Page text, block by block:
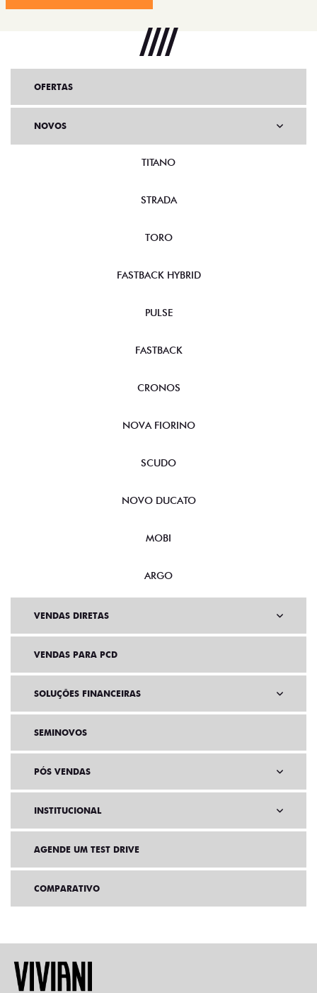
OFERTAS
NOVOS
TITANO
STRADA
TORO
FASTBACK HYBRID
PULSE
FASTBACK
CRONOS
NOVA FIORINO
SCUDO
NOVO DUCATO
MOBI
ARGO
VENDAS DIRETAS
VENDAS PARA PCD
SOLUÇÕES FINANCEIRAS
SEMINOVOS
PÓS VENDAS
INSTITUCIONAL
AGENDE UM TEST DRIVE
COMPARATIVO